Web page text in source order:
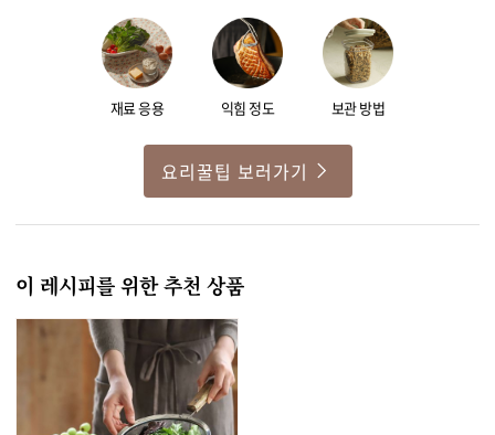
재료 응용 익힘 정도 보관 방법
요리꿀팁 보러가기
이 레시피를 위한 추천 상품